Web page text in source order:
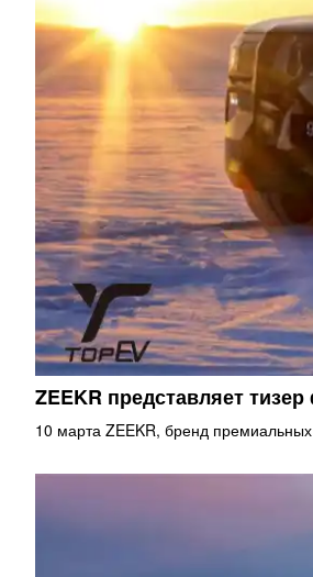
ZEEKR представляет
10 марта ZEEKR, бренд